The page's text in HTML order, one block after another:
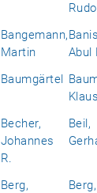
Bangemann,
Martin
Abul
Baumgärtel
Becher,
Johannes
R.
Beil,
Berg,